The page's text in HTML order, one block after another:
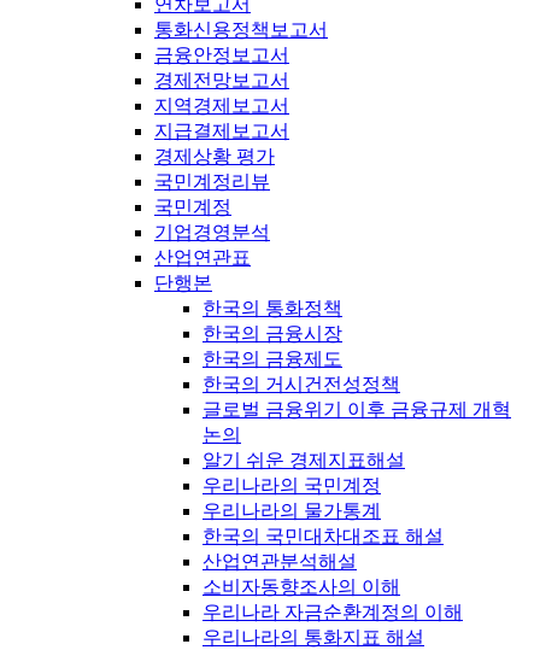
연차보고서
통화신용정책보고서
금융안정보고서
경제전망보고서
지역경제보고서
지급결제보고서
경제상황 평가
국민계정리뷰
국민계정
기업경영분석
산업연관표
단행본
한국의 통화정책
한국의 금융시장
한국의 금융제도
한국의 거시건전성정책
글로벌 금융위기 이후 금융규제 개혁
논의
알기 쉬운 경제지표해설
우리나라의 국민계정
우리나라의 물가통계
한국의 국민대차대조표 해설
산업연관분석해설
소비자동향조사의 이해
우리나라 자금순환계정의 이해
우리나라의 통화지표 해설